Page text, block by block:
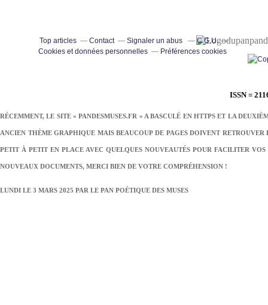
ISSN =
RÉCEMMENT, LE SITE « PANDESMUSES.FR » A BASCULÉ EN HTTPS ET LA
ANCIEN THÈME GRAPHIQUE MAIS BEAUCOUP DE PAGES DOIVENT
PETIT À PETIT EN PLACE AVEC QUELQUES NOUVEAUTÉS POUR FACILITER
NOUVEAUX DOCUMENTS, MERCI BIEN DE VOTRE COMPRÉHENSION !
LUNDI LE 3 MARS 2025 PAR LE PAN POÉTIQUE DES MUSES
Top articles Contact Signaler un abus
C.G.U.
Cookies et données personnelles
Préférences cookies